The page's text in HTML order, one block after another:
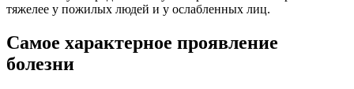
тяжелее у пожилых людей и у ослабленных лиц.
Самое характерное проявление
болезни